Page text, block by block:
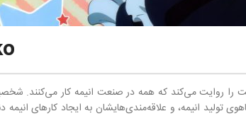
را روایت می‌کند که همه در صنعت انیمه کار می‌کنند.
تولید انیمه، و علاقه‌مندی‌هایشان به ایجاد کارهای